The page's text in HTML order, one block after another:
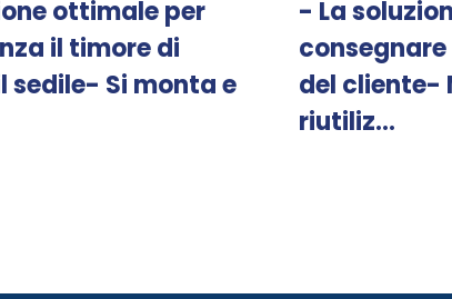
ottimale per
il timore di
sedile- Si monta e
- La
del cliente-
riutiliz...